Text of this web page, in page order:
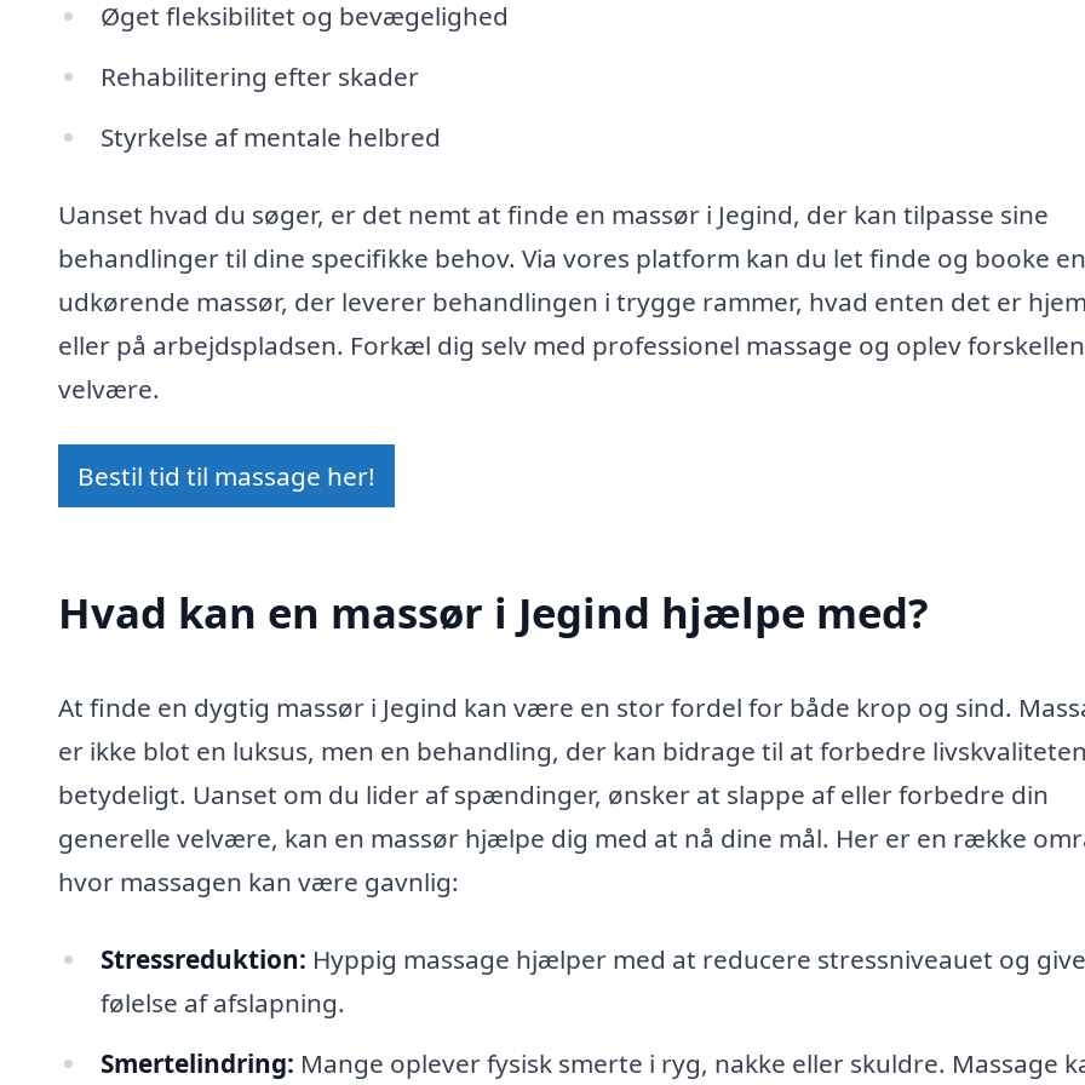
Øget fleksibilitet og bevægelighed
Rehabilitering efter skader
Styrkelse af mentale helbred
Uanset hvad du søger, er det nemt at finde en massør i Jegind, der kan tilpasse sine
behandlinger til dine specifikke behov. Via vores platform kan du let finde og booke en
udkørende massør, der leverer behandlingen i trygge rammer, hvad enten det er
eller på arbejdspladsen. Forkæl dig selv med professionel massage og oplev
velvære.
Bestil tid til massage her!
Hvad kan en massør i Jegind hjælpe med?
At finde en dygtig massør i Jegind kan være en stor fordel for både krop og sind.
er ikke blot en luksus, men en behandling, der kan bidrage til at forbedre livskvaliteten
betydeligt. Uanset om du lider af spændinger, ønsker at slappe af eller forbedre din
generelle velvære, kan en massør hjælpe dig med at nå dine mål. Her er en række
hvor massagen kan være gavnlig:
Stressreduktion: Hyppig massage hjælper med at reducere stressniveauet og
følelse af afslapning.
Smertelindring: Mange oplever fysisk smerte i ryg, nakke eller skuldre. Massage